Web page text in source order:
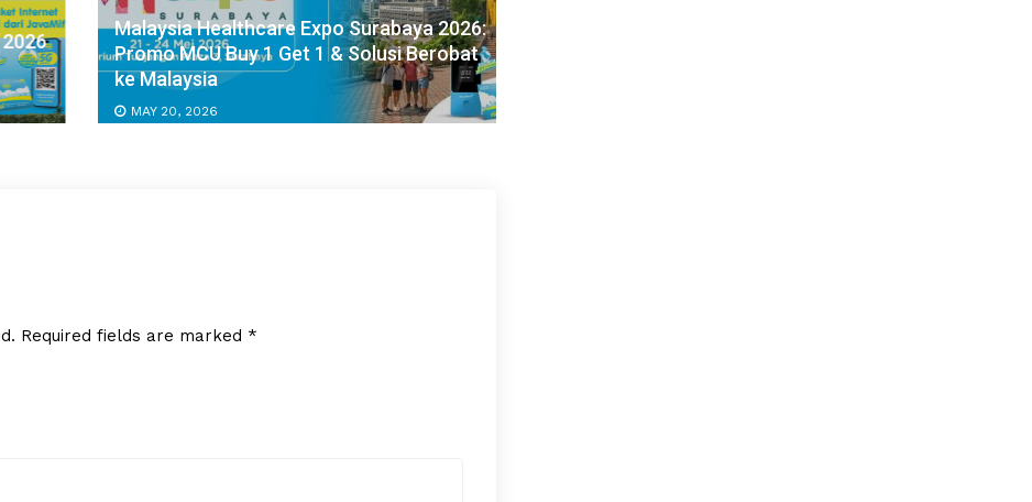
Malaysia Healthcare Expo Surabaya 2026:
Promo MCU Buy 1 Get 1 & Solusi Berobat
ke Malaysia
MAY 20, 2026
Required fields are marked *